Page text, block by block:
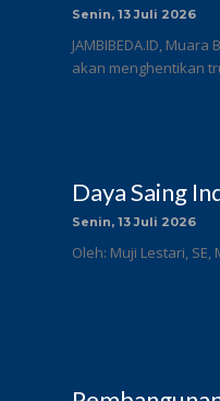
Senin, 13 Juli 2026
JAMBIBEDA.ID,
akan menghentikan
Daya Saing
Senin, 13 Juli 2026
Oleh: Muji Lestari,